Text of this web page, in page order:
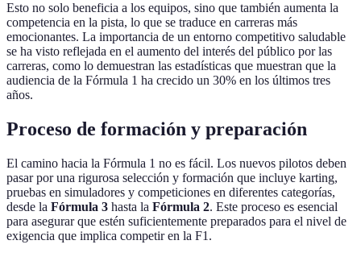
Esto no solo beneficia a los equipos, sino que también aumenta la
competencia en la pista, lo que se traduce en carreras más
emocionantes. La importancia de un entorno competitivo saludable
se ha visto reflejada en el aumento del interés del público por las
carreras, como lo demuestran las estadísticas que muestran que la
audiencia de la Fórmula 1 ha crecido un 30% en los últimos tres
años.
Proceso de formación y preparación
El camino hacia la Fórmula 1 no es fácil. Los nuevos pilotos deben
pasar por una rigurosa selección y formación que incluye karting,
pruebas en simuladores y competiciones en diferentes categorías,
desde la Fórmula 3 hasta la Fórmula 2. Este proceso es esencial
para asegurar que estén suficientemente preparados para el nivel de
exigencia que implica competir en la F1.